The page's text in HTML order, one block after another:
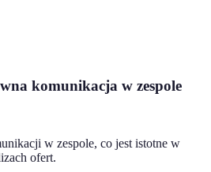
komunikacja w zespole
w zespole, co jest istotne w
ofert.